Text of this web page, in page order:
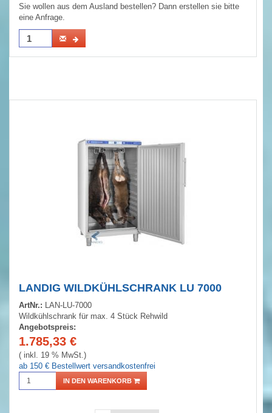
Sie wollen aus dem Ausland bestellen? Dann erstellen sie bitte
eine Anfrage.
LANDIG WILDKÜHLSCHRANK LU 7000
ArtNr.: LAN-LU-7000
Wildkühlschrank für max. 4 Stück Rehwild
Angebotspreis:
1.785,33 €
( inkl. 19 % MwSt.)
ab 150 € Bestellwert versandkostenfrei
IN DEN WARENKORB